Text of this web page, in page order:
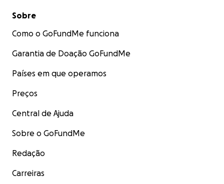
Sobre
Como o GoFundMe funciona
Garantia de Doação GoFundMe
Países em que operamos
Preços
Central de Ajuda
Sobre o GoFundMe
Redação
Carreiras